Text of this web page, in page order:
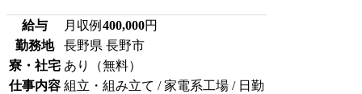
給与 月収例 400,000円
勤務地
長野県 長野市
寮・社宅 あり（無料）
仕事内容 組立・組み立て / 家電系工場 / 日勤